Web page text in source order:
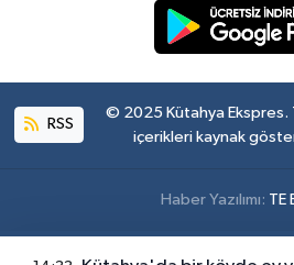
RSS
© 2025 Kütahya Ekspres.
içerikleri kaynak
Haber Yazılımı: TE